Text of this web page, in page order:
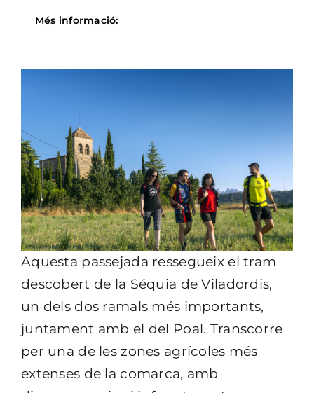
Més informació:
Aquesta passejada ressegueix el tram
descobert de la Séquia de Viladordis,
un dels dos ramals més importants,
juntament amb el del Poal. Transcorre
per una de les zones agrícoles més
extenses de la comarca, amb